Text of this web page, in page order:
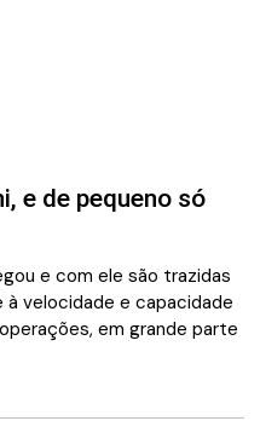
e de pequeno só
e com ele são trazidas
velocidade e capacidade
em grande parte